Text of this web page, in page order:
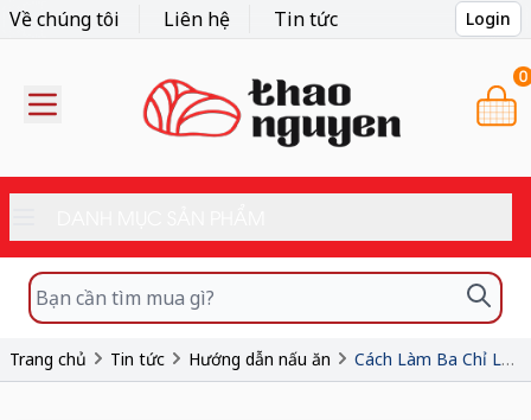
Về chúng tôi Liên hệ Tin tức Login
0
Trang chủ Tin tức Hướng dẫn nấu ăn Cách Làm Ba Chỉ Lắc Sả Tắc Giòn Rụm, Chua Cay Tại Nhà